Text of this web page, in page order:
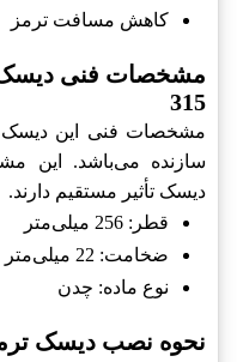
کاهش مسافت ترمز
مشخصات فنی ديسک
315
مشخصات فنی این
سازنده می‌باشد. این
ديسک تأثیر مستقیم دارند.
قطر: 256 میلی‌متر
ضخامت: 22 میلی‌متر
نوع ماده: چدن
نحوه نصب ديسک ترمز